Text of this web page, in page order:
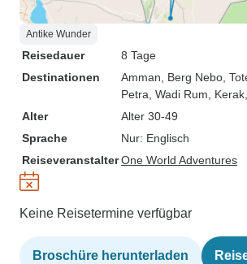
Antike Wunder
Reisedauer
8 Tage
Destinationen
Amman , Berg Nebo ,
Petra , Wadi Rum , Kerak
Alter
Alter 30-49
Sprache
Nur: Englisch
ReiseveranstalterOne World Adventures
Keine Reisetermine verfügbar
Broschüre herunterladen